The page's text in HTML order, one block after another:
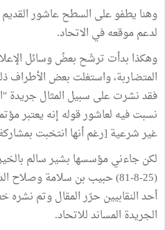
وهنا يطفو على السطح عاشور
لدعم موقعه في الاتحاد.
وهكذا بدأت ترشَح بعضُ وسائل
المتضاربة، واستغلت بعض الأطراف
فقد نشرت على سبيل المثال جريدة
نسبت فيه لعاشور قوله إنه يعتبر
غير شرعية [رغم أنها انتخبت بمشاركة 77 في المئة من
لكن جاءني مؤسسها بشير سالم
(25-8-81) حبيب بن سلامة
أحد النقابيين حرّر المقال وتم
الجريدة المساند للاتحاد.